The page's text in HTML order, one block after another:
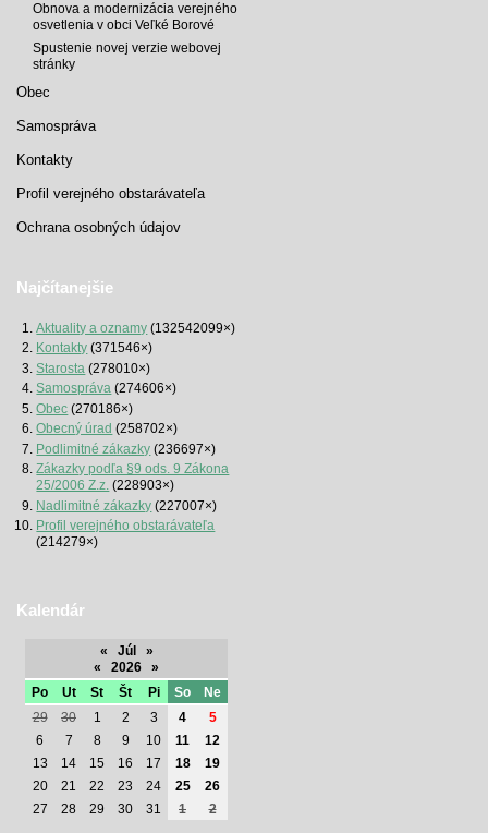
Obnova a modernizácia verejného
osvetlenia v obci Veľké Borové
Spustenie novej verzie webovej
stránky
Obec
Samospráva
Kontakty
Profil verejného obstarávateľa
Ochrana osobných údajov
Najčítanejšie
Aktuality a oznamy (132542099×)
Kontakty (371546×)
Starosta (278010×)
Samospráva (274606×)
Obec (270186×)
Obecný úrad (258702×)
Podlimitné zákazky (236697×)
Zákazky podľa §9 ods. 9 Zákona
25/2006 Z.z. (228903×)
Nadlimitné zákazky (227007×)
Profil verejného obstarávateľa
(214279×)
Kalendár
« Júl
»
«
2026
»
Po
Ut St Št Pi So
Ne
29
30 1 2 3 4
5
6
7 8 9 10 11
12
13
14 15 16 17 18
19
20
21 22 23 24 25
26
27
28 29 30 31 1 2